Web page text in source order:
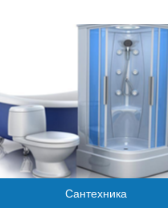
Сантехника